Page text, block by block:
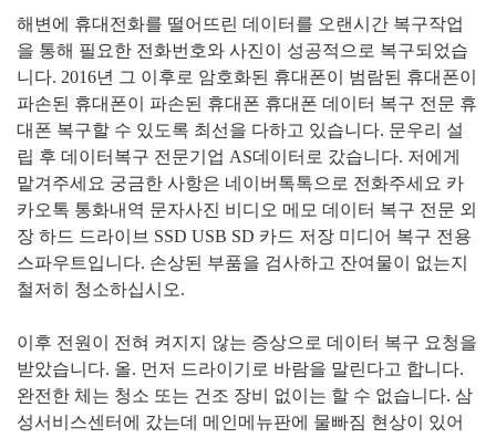
해변에 휴대전화를 떨어뜨린 데이터를 오랜시간 복구작업
을 통해 필요한 전화번호와 사진이 성공적으로 복구되었습
니다. 2016년 그 이후로 암호화된 휴대폰이 범람된 휴대폰이
파손된 휴대폰이 파손된 휴대폰 휴대폰 데이터 복구 전문 휴
대폰 복구할 수 있도록 최선을 다하고 있습니다. 문우리 설
립 후 데이터복구 전문기업 AS데이터로 갔습니다. 저에게
맡겨주세요 궁금한 사항은 네이버톡톡으로 전화주세요 카
카오톡 통화내역 문자사진 비디오 메모 데이터 복구 전문 외
장 하드 드라이브 SSD USB SD 카드 저장 미디어 복구 전용
스파우트입니다. 손상된 부품을 검사하고 잔여물이 없는지
철저히 청소하십시오.
이후 전원이 전혀 켜지지 않는 증상으로 데이터 복구 요청을
받았습니다. 올. 먼저 드라이기로 바람을 말린다고 합니다.
완전한 체는 청소 또는 건조 장비 없이는 할 수 없습니다. 삼
성서비스센터에 갔는데 메인메뉴판에 물빠짐 현상이 있어